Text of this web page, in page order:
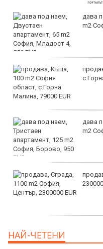
дава
m2
дава
m2
НАЙ-ЧЕТЕНИ